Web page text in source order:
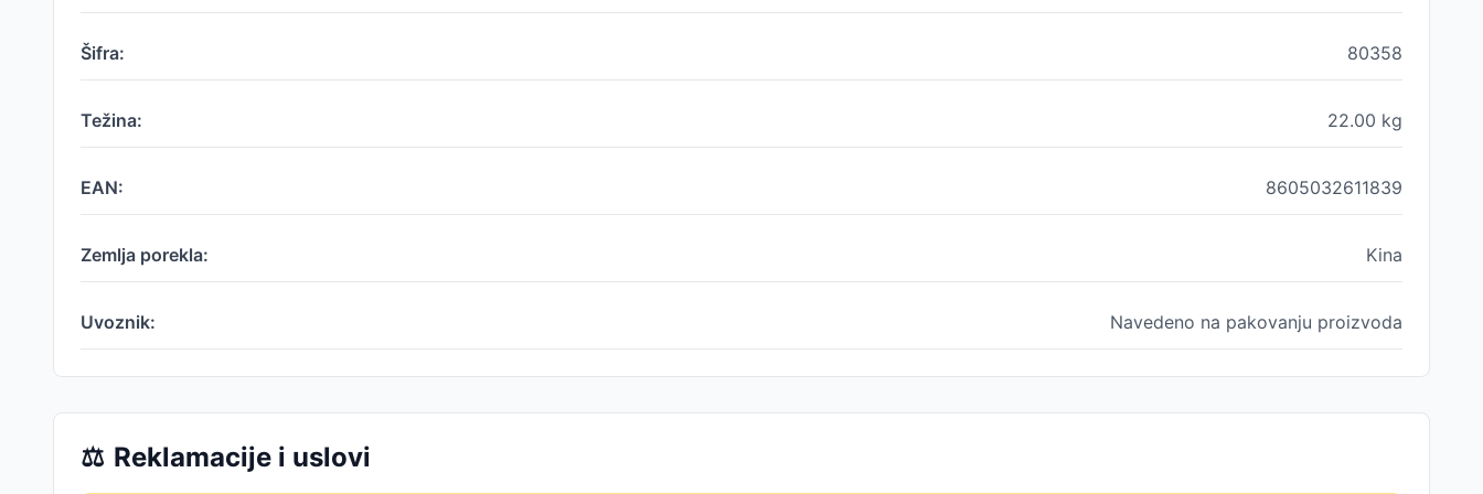
Šifra: 80358
Težina: 22.00 kg
EAN: 8605032611839
Zemlja porekla: Kina
Uvoznik: Navedeno na pakovanju proizvoda
⚖️ Reklamacije i uslovi